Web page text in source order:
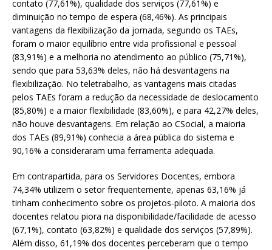
contato (77,61%), qualidade dos serviços (77,61%) e
diminuição no tempo de espera (68,46%). As principais
vantagens da flexibilização da jornada, segundo os TAEs,
foram o maior equilíbrio entre vida profissional e pessoal
(83,91%) e a melhoria no atendimento ao público (75,71%),
sendo que para 53,63% deles, não há desvantagens na
flexibilização. No teletrabalho, as vantagens mais citadas
pelos TAEs foram a redução da necessidade de deslocamento
(85,80%) e a maior flexibilidade (83,60%), e para 42,27% deles,
não houve desvantagens. Em relação ao CSocial, a maioria
dos TAEs (89,91%) conhecia a área pública do sistema e
90,16% a consideraram uma ferramenta adequada.
Em contrapartida, para os Servidores Docentes, embora
74,34% utilizem o setor frequentemente, apenas 63,16% já
tinham conhecimento sobre os projetos-piloto. A maioria dos
docentes relatou piora na disponibilidade/facilidade de acesso
(67,1%), contato (63,82%) e qualidade dos serviços (57,89%).
Além disso, 61,19% dos docentes perceberam que o tempo